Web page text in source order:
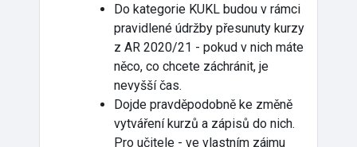
Do kategorie KUKL budou v rámci
pravidlené údržby přesunuty kurzy
z AR 2020/21 - pokud v nich máte
něco, co chcete záchránit, je
nevyšší čas.
Dojde pravděpodobně ke změně
vytváření kurzů a zápisů do nich.
Pro učitele - ve vlastním zájmu